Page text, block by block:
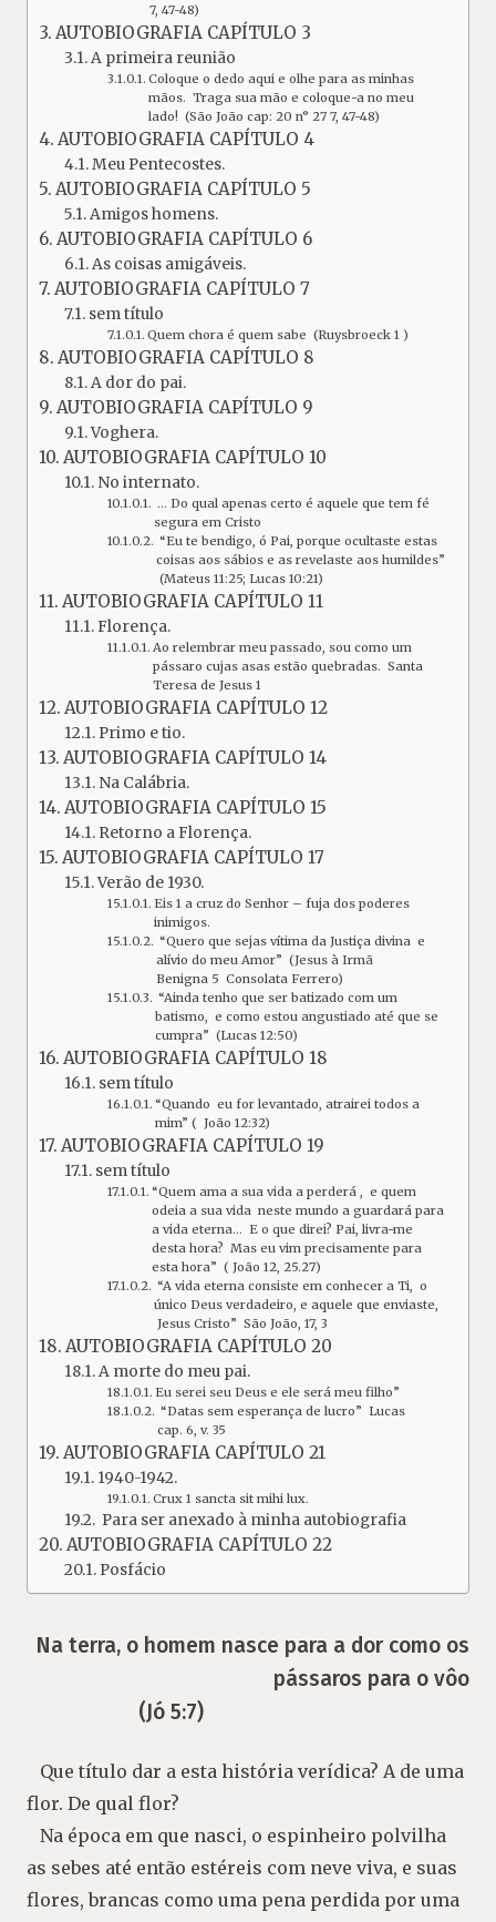
7, 47-48)
AUTOBIOGRAFIA CAPÍTULO 3
A primeira reunião
Coloque o dedo aqui e olhe para as minhas
mãos. Traga sua mão e coloque-a no meu
lado! (São João cap: 20 n° 27 7, 47-48)
AUTOBIOGRAFIA CAPÍTULO 4
Meu Pentecostes.
AUTOBIOGRAFIA CAPÍTULO 5
Amigos homens.
AUTOBIOGRAFIA CAPÍTULO 6
As coisas amigáveis.
AUTOBIOGRAFIA CAPÍTULO 7
sem título
Quem chora é quem sabe (Ruysbroeck 1 )
AUTOBIOGRAFIA CAPÍTULO 8
A dor do pai.
AUTOBIOGRAFIA CAPÍTULO 9
Voghera.
AUTOBIOGRAFIA CAPÍTULO 10
No internato.
… Do qual apenas certo é aquele que tem fé
segura em Cristo
“Eu te bendigo, ó Pai, porque ocultaste estas
coisas aos sábios e as revelaste aos humildes”
(Mateus 11:25; Lucas 10:21)
AUTOBIOGRAFIA CAPÍTULO 11
Florença.
Ao relembrar meu passado, sou como um
pássaro cujas asas estão quebradas. Santa
Teresa de Jesus 1
AUTOBIOGRAFIA CAPÍTULO 12
Primo e tio.
AUTOBIOGRAFIA CAPÍTULO 14
Na Calábria.
AUTOBIOGRAFIA CAPÍTULO 15
Retorno a Florença.
AUTOBIOGRAFIA CAPÍTULO 17
Verão de 1930.
Eis 1 a cruz do Senhor – fuja dos poderes
inimigos.
“Quero que sejas vítima da Justiça divina e
alívio do meu Amor” (Jesus à Irmã
Benigna 5 Consolata Ferrero)
“Ainda tenho que ser batizado com um
batismo, e como estou angustiado até que se
cumpra” (Lucas 12:50)
AUTOBIOGRAFIA CAPÍTULO 18
sem título
“Quando eu for levantado, atrairei todos a
mim” ( João 12:32)
AUTOBIOGRAFIA CAPÍTULO 19
sem título
“Quem ama a sua vida a perderá , e quem
odeia a sua vida neste mundo a guardará para
a vida eterna… E o que direi? Pai, livra-me
desta hora? Mas eu vim precisamente para
esta hora” ( João 12, 25.27)
“A vida eterna consiste em conhecer a Ti, o
único Deus verdadeiro, e aquele que enviaste,
Jesus Cristo” São João, 17, 3
AUTOBIOGRAFIA CAPÍTULO 20
A morte do meu pai.
Eu serei seu Deus e ele será meu filho”
“Datas sem esperança de lucro” Lucas
cap. 6, v. 35
AUTOBIOGRAFIA CAPÍTULO 21
1940-1942.
Crux 1 sancta sit mihi lux.
Para ser anexado à minha autobiografia
AUTOBIOGRAFIA CAPÍTULO 22
Posfácio
Na terra, o homem nasce para a dor como os
pássaros para o vôo
(Jó 5:7)
Que título dar a esta história verídica? A de uma
flor. De qual flor?
Na época em que nasci, o espinheiro polvilha
as sebes até então estéreis com neve viva, e suas
flores, brancas como uma pena perdida por uma